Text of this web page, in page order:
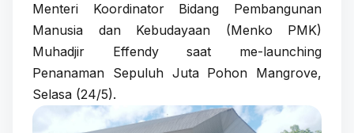
Menteri Koordinator Bidang Pembangunan
Manusia dan Kebudayaan (Menko PMK)
Muhadjir Effendy saat me-launching
Penanaman Sepuluh Juta Pohon Mangrove,
Selasa (24/5).